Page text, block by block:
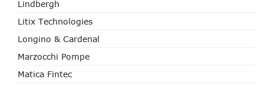
Lindbergh
Litix Technologies
Longino & Cardenal
Marzocchi Pompe
Matica Fintec